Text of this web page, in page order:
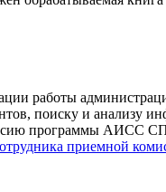
работы
поиску и анализу
программы АИСС
приемной